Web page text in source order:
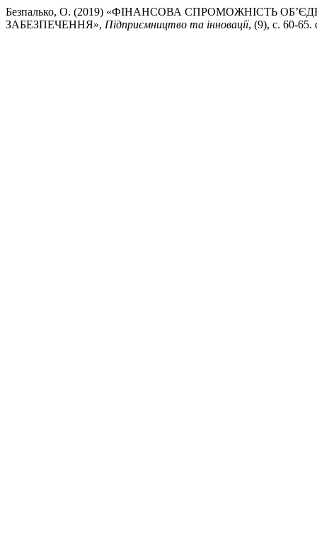
Безпалько, О. (2019) «ФІНАНСОВА СПРОМОЖНІСТЬ
ЗАБЕЗПЕЧЕННЯ», Підприємництво та інновації, (9), с. 60-65.